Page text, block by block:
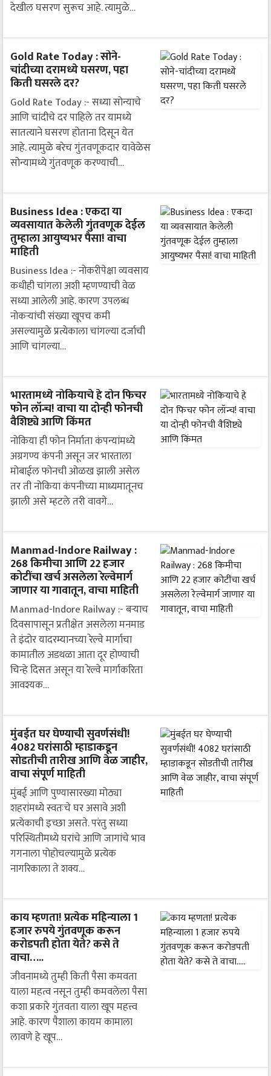
देखील घसरण सुरूच आहे. त्यामुळे…
Gold Rate Today : सोने-
चांदीच्या दरामध्ये घसरण, पहा
किती घसरले दर?
Gold Rate Today :- सध्या सोन्याचे
आणि चांदीचे दर पाहिले तर यामध्ये
सातत्याने घसरण होताना दिसून येत
आहे. त्यामुळे बरेच गुंतवणूकदार यावेळेस
सोन्यामध्ये गुंतवणूक करण्याची…
Business Idea : एकदा या
व्यवसायात केलेली गुंतवणूक देईल
तुम्हाला आयुष्यभर पैसा! वाचा
माहिती
Business Idea :- नोकरीपेक्षा व्यवसाय
कधीही चांगला अशी म्हणण्याची वेळ
सध्या आलेली आहे. कारण उपलब्ध
नोकऱ्यांची संख्या खूपच कमी
असल्यामुळे प्रत्येकाला चांगल्या दर्जाची
आणि चांगल्या…
भारतामध्ये नोकियाचे हे दोन फिचर
फोन लॉन्च! वाचा या दोन्ही फोनची
वैशिष्ट्ये आणि किंमत
नोकिया ही फोन निर्माता कंपन्यांमध्ये
अग्रगण्य कंपनी असून जर भारताला
मोबाईल फोनची ओळख झाली असेल
तर ती नोकिया कंपनीच्या माध्यमातूनच
झाली असे म्हटले तरी वावगे…
Manmad-Indore Railway :
268 किमीचा आणि 22 हजार
कोटींचा खर्च असलेला रेल्वेमार्ग
जाणार या गावातून, वाचा माहिती
Manmad-Indore Railway :- बऱ्याच
दिवसापासून प्रतीक्षेत असलेला मनमाड
ते इंदोर यादरम्यानच्या रेल्वे मार्गाचा
कामातील अडथळा आता दूर होण्याची
चिन्हे दिसत असून या रेल्वे मार्गाकरिता
आवश्यक…
मुंबईत घर घेण्याची सुवर्णसंधी!
4082 घरांसाठी म्हाडाकडून
सोडतीची तारीख आणि वेळ जाहीर,
वाचा संपूर्ण माहिती
मुंबई आणि पुण्यासारख्या मोठ्या
शहरांमध्ये स्वतःचे घर असावे अशी
प्रत्येकाची इच्छा असते. परंतु सध्या
परिस्थितीमध्ये घरांचे आणि जागांचे भाव
गगनाला पोहोचल्यामुळे प्रत्येक
नागरिकाला ते शक्य…
काय म्हणता! प्रत्येक महिन्याला 1
हजार रुपये गुंतवणूक करून
करोडपती होता येते? कसे ते
वाचा…..
जीवनामध्ये तुम्ही किती पैसा कमवता
याला महत्व नसून तुम्ही कमवलेला पैसा
कशा प्रकारे गुंतवता याला खूप महत्त्व
आहे. कारण पैशाला कायम कामाला
लावणे हे खूप…